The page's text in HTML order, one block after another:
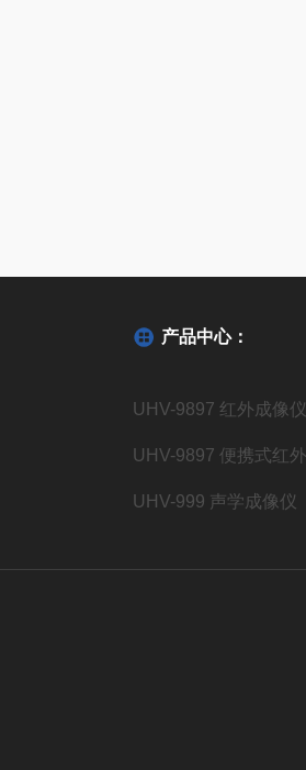
产品中心：
UHV-9897 红外成像仪
UHV-999 声学成像仪